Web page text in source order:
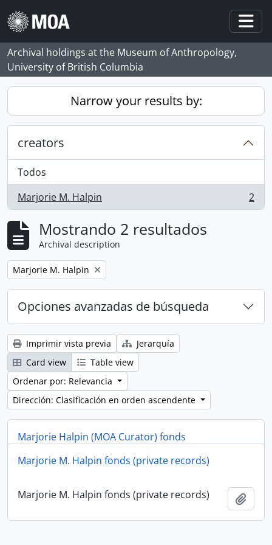
Skip to main content
Archival holdings at the Museum of Anthropology,
University of British Columbia
Narrow your results by:
creators
Todos
Marjorie M. Halpin
, 2 resultados 2
Mostrando 2 resultados
Archival description
Remove filter:
Marjorie M. Halpin
Opciones avanzadas de búsqueda
Imprimir vista previa
Jerarquía
Card view
Table view
Ordenar por: Relevancia
Dirección: Clasificación en orden ascendente
Marjorie Halpin (MOA Curator) fonds
Marjorie Halpin (MOA Curator) fonds
Marjorie M. Halpin fonds (private records)
Marjorie M. Halpin fonds (private records)